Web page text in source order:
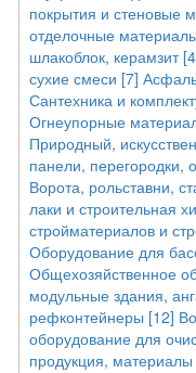
покрытия и стеновые
отделочные
шлакоблок, керамзит
сухие смеси [7]
Сантехника и
Огнеупорные
Природный,
панели, перегородки,
Ворота, рольставни,
лаки и строительная
стройматериалов и
Оборудование для
Общехозяйственное
модульные здания,
рефконтейнеры [12]
оборудование для
продукция,